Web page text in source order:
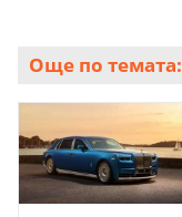
Още по темата: